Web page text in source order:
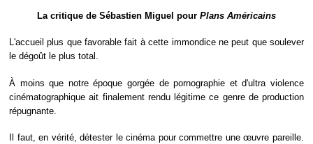
La critique de Sébastien Miguel pour Plans Américains
L'accueil plus que favorable fait à cette immondice ne peut que soulever
le dégoût le plus total.
À moins que notre époque gorgée de pornographie et d'ultra violence
cinématographique ait finalement rendu légitime ce genre de production
répugnante.
Il faut, en vérité, détester le cinéma pour commettre une œuvre pareille.